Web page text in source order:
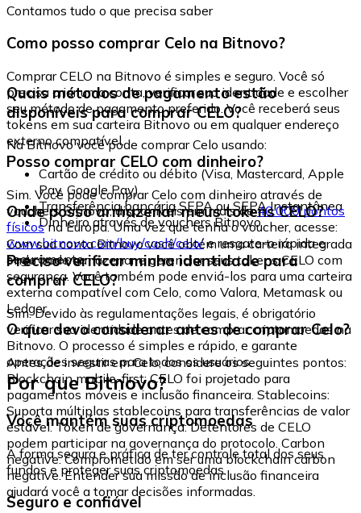
Contamos tudo o que precisa saber
Como posso comprar Celo na Bitnovo?
Comprar CELO na Bitnovo é simples e seguro. Você só
precisa criar uma conta, verificar sua identidade e escolher
seu método de pagamento preferido. Você receberá seus
tokens em sua carteira Bitnovo ou em qualquer endereço
externo compatível.
Quais métodos de pagamento estão
disponíveis para comprar CELO?
Na Bitnovo você pode comprar Celo usando:
Cartão de crédito ou débito (Visa, Mastercard, Apple
Pay, Google Pay)
Transferência bancária SEPA ou SEPA Instantânea
Dinheiro através de vouchers Bitnovo
Posso comprar CELO com dinheiro?
Sim. Você pode comprar Celo com dinheiro através de
vouchers Bitnovo, disponíveis em mais de40.000 pontos
físicosna Europa. Uma vez que tenha o voucher, acesse:
www.bitnovo.com/buy/cash/celo/e resgate-o rápida e
seguramente.
Onde posso armazenar meus tokens CELO?
Com sua conta Bitnovo você obtém uma carteira integrada
onde pode armazenar e gerenciar seus tokens CELO com
segurança. Você também pode enviá-los para uma carteira
externa compatível com Celo, como Valora, Metamask ou
Ledger.
Preciso verificar minha identidade para
comprar CELO?
Sim. Devido às regulamentações legais, é obrigatório
verificar sua identidade antes de comprar criptomoedas na
Bitnovo. O processo é simples e rápido, e garante
operações seguras para todos os usuários.
O que devo considerar antes de comprar Celo?
Antes de investir em Celo, considere os seguintes pontos:
Blockchain mobile-first: CELO foi projetado para
pagamentos móveis e inclusão financeira. Stablecoins:
Suporta múltiplas stablecoins para transferências de valor
estável. Token de governança: Detentores de CELO
podem participar na governança do protocolo. Carbon
negative: Comprometido em ser uma blockchain carbon
negative. Entender sua missão de inclusão financeira
ajudará você a tomar decisões informadas.
Por que Bitnovo?
Você mantém suas criptomoedas
A forma segura e prática de ter controle total dos seus
fundos e proteger suas criptomoedas.
Seguro e confiável